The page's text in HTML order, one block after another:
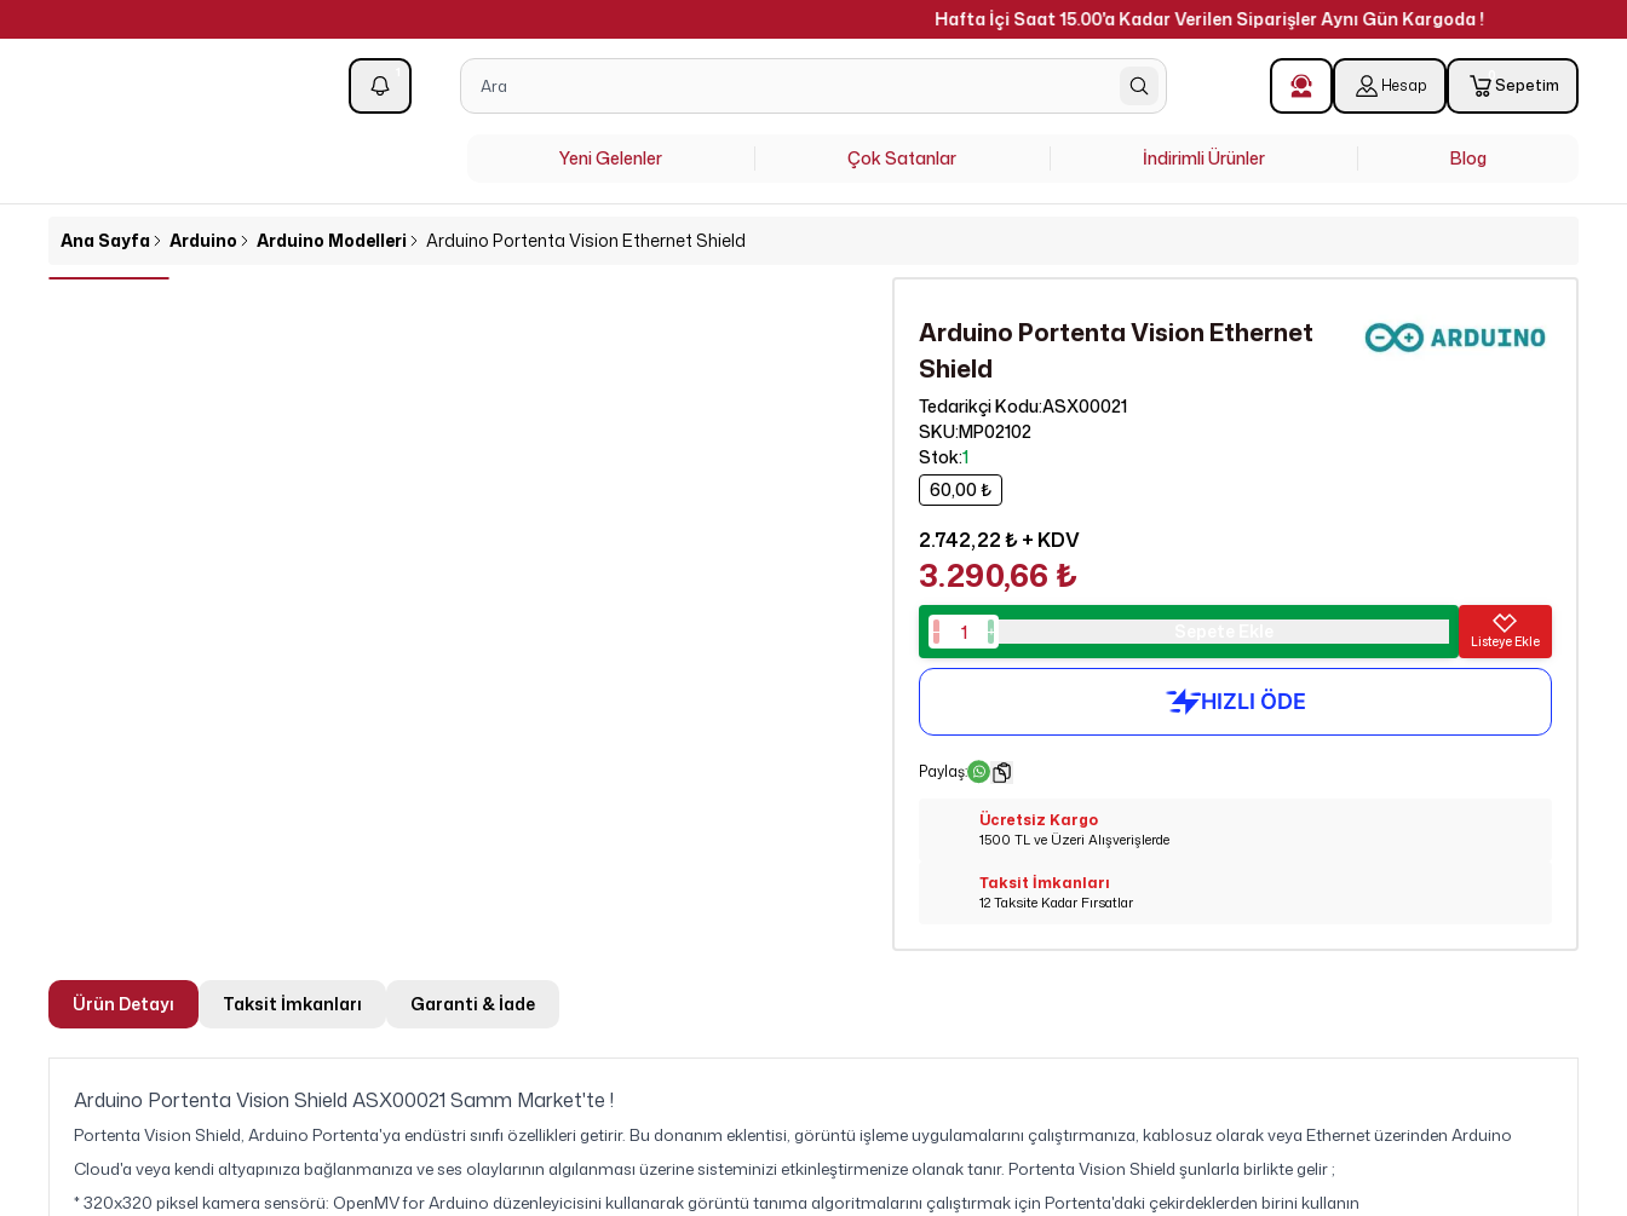
Hafta İçi Saat 15.00'a Kadar Verilen Siparişler Aynı Gün Kargoda !
Hesap 0 Sepetim
Yeni Gelenler Çok Satanlar İndirimli Ürünler Blog
Ana Sayfa Arduino Arduino Modelleri Arduino Portenta Vision Ethernet Shield
Arduino Portenta Vision Ethernet
Shield
Tedarikçi Kodu:ASX00021
SKU:MP02102
Stok:1
60,00 ₺
2.742,22 ₺+ KDV
3.290,66 ₺
Listeye Ekle
Paylaş:
Ücretsiz Kargo
1500 TL ve Üzeri Alışverişlerde
Taksit İmkanları
12 Taksite Kadar Fırsatlar
Ürün Detayı Taksit İmkanları Garanti & İade
Arduino Portenta Vision Shield ASX00021 Samm Market'te !
Portenta Vision Shield, Arduino Portenta'ya endüstri sınıfı özellikleri getirir. Bu donanım eklentisi, görüntü işleme uygulamalarını çalıştırmanıza, kablosuz olarak veya Ethernet üzerinden Arduino
Cloud'a veya kendi altyapınıza bağlanmanıza ve ses olaylarının algılanması üzerine sisteminizi etkinleştirmenize olanak tanır. Portenta Vision Shield şunlarla birlikte gelir ;
* 320x320 piksel kamera sensörü: OpenMV for Arduino düzenleyicisini kullanarak görüntü tanıma algoritmalarını çalıştırmak için Portenta'daki çekirdeklerden birini kullanın